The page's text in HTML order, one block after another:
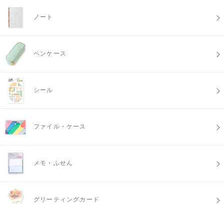
ノート
ペンケース
シール
ファイル・ケース
メモ・ふせん
グリーティングカード